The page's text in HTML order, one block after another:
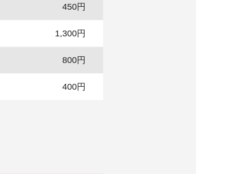
450円
1,300円
800円
400円